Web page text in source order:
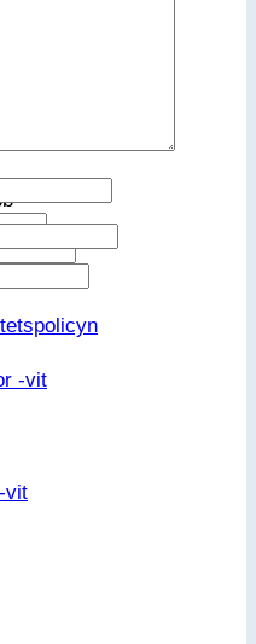
vit